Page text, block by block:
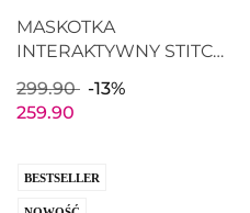
MASKOTKA
INTERAKTYWNY STITCH
reakcji
299.90
-13%
259.90
BESTSELLER